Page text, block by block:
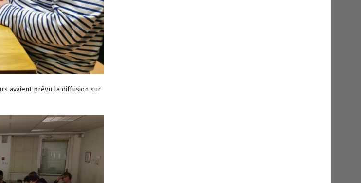
avaient prévu la diffusion sur